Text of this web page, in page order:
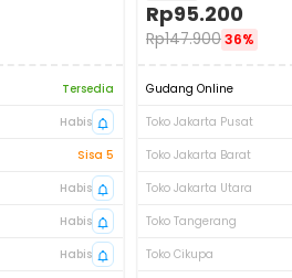
Tersedia
Habis
Sisa 5
Habis
Habis
Habis
Rp95.200
Rp147.90036%
Gudang Online
Toko Jakarta Pusat
Toko Jakarta Barat
Toko Jakarta Utara
Toko Tangerang
Toko Cikupa